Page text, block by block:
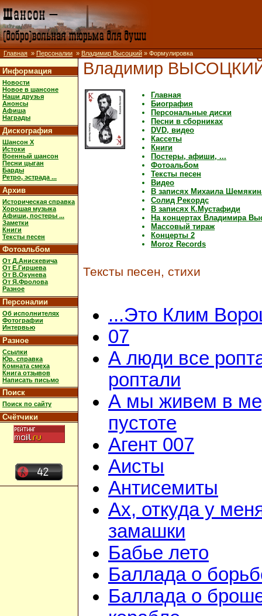
Главная » Персоналии » Владимир Высоцкий » Формулировка
Информация
Новости
Новое в шансоне
Наши друзья
Анонсы
Афиша
Награды
Дискография
Шансон X
Истоки
Военный шансон
Песни цыган
Барды
Ретро, эстрада ...
Архив
Историческая справка
Хорошая музыка
Афиши, постеры ...
Заметки
Книги
Тексты песен
Фотоальбом
От Д.Анискевича
От Е.Гиршева
От В.Окунева
От Я.Фролова
Разное
Персоналии
Об исполнителях
Фотографии
Интервью
Разное
Ссылки
Юр. справка
Комната смеха
Книга отзывов
Написать письмо
Поиск
Поиск по сайту
Счётчики
Владимир
Главная
Биография
Персональные диски
Песни в сборниках
DVD, видео
Кассеты
Книги
Постеры, афиши, ...
Фотоальбом
Тексты песен
Видео
В записях Михаила
Солид Рекордс
В записях К.Мустафиди
На концертах Владимира
Массовый тираж
Концерты 2
Moroz Records
Тексты песен, стихи
...Это Клим
07
А люди все
роптали
А мы живем в
пустоте
Агент 007
Аисты
Антисемиты
Ах, откуда у
замашки
Бабье лето
Баллада о
Баллада о